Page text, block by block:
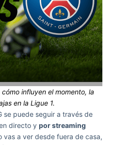
influyen el momento, la
en la Ligue 1.
se puede seguir a través de
directo y por streaming
vas a ver desde fuera de casa,